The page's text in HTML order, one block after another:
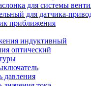
для системы
для датчика-
приближения
индуктивный
оптический
давления